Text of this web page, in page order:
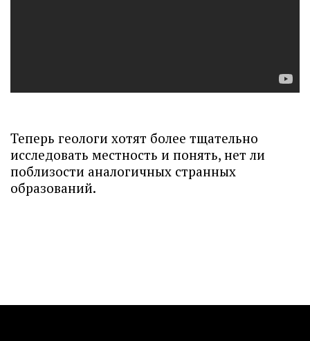
Теперь геологи хотят более тщательно
исследовать местность и понять, нет ли
поблизости аналогичных странных
образований.